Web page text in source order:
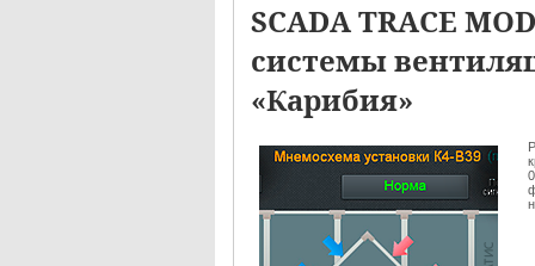
SCADA TRACE
системы
«Карибия»